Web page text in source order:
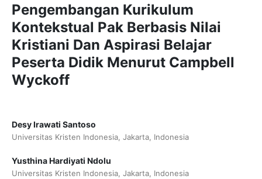
Pengembangan Kurikulum
Kontekstual Pak Berbasis Nilai
Kristiani Dan Aspirasi Belajar
Peserta Didik Menurut Campbell
Wyckoff
Desy Irawati Santoso
Universitas Kristen Indonesia, Jakarta, Indonesia
Yusthina Hardiyati Ndolu
Universitas Kristen Indonesia, Jakarta, Indonesia